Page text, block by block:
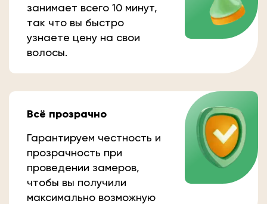
занимает всего 10 минут,
так что вы быстро
узнаете цену на свои
волосы.
Всё прозрачно
Гарантируем честность и
прозрачность при
проведении замеров,
чтобы вы получили
максимально возможную